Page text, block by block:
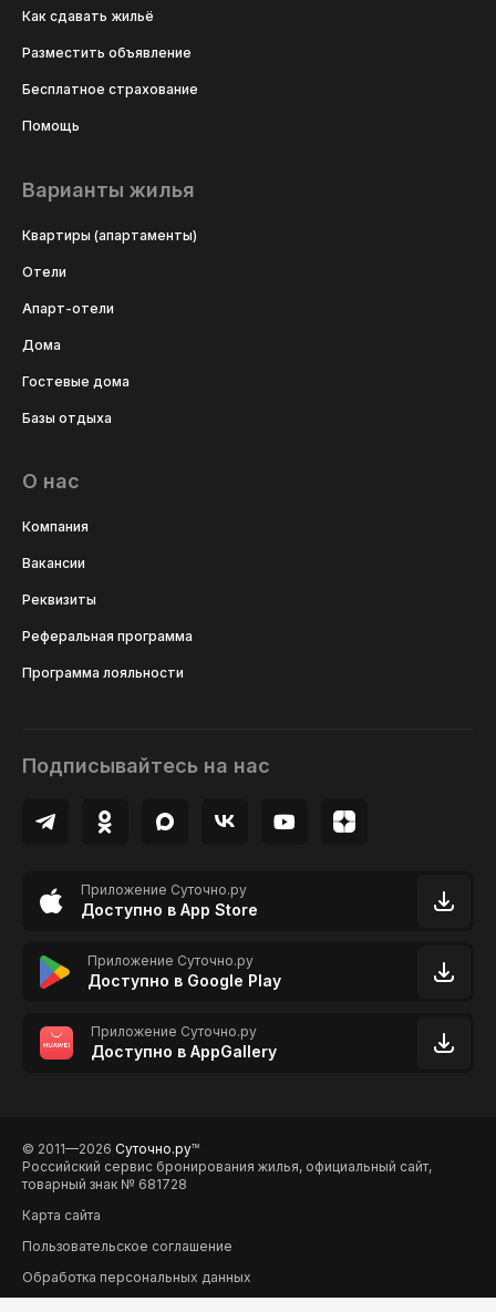
Как сдавать жильё
Разместить объявление
Бесплатное страхование
Помощь
Варианты жилья
Квартиры (апартаменты)
Отели
Апарт-отели
Дома
Гостевые дома
Базы отдыха
О нас
Компания
Вакансии
Реквизиты
Реферальная программа
Программа лояльности
Подписывайтесь на нас
Приложение Суточно.ру
Доступно в App Store
Приложение Суточно.ру
Доступно в Google Play
Приложение Суточно.ру
Доступно в AppGallery
© 2011—2026 Суточно.руTM
Российский сервис бронирования жилья, официальный сайт,
товарный знак № 681728
Карта сайта
Пользовательское соглашение
Обработка персональных данных